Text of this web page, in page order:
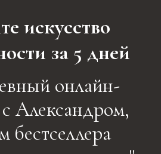
искусство
за 5 дней
онлайн-
Александром,
бестселлера